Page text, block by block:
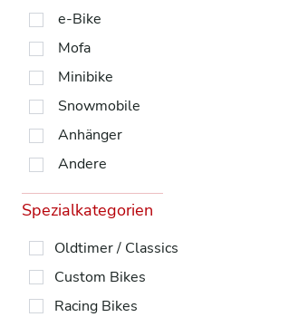
e-Bike
Mofa
Minibike
Snowmobile
Anhänger
Andere
Spezialkategorien
Oldtimer / Classics
Custom Bikes
Racing Bikes